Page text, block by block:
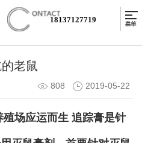
18137127719
老鼠
808 2019-05-22
殖场应运而生 追踪膏是针